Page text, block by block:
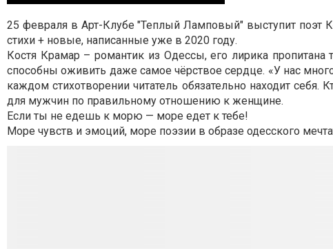
25 февраля в Арт-Клубе "Теплый Ламповый" выступит поэт
стихи + новые, написанные уже в 2020 году.
Костя Крамар – романтик из Одессы, его лирика
способны оживить даже самое чёрствое сердце. «У нас
каждом стихотворении читатель обязательно находит
для мужчин по правильному отношению к женщине.
Если ты не едешь к морю — море едет к тебе!
Море чувств и эмоций, море поэзии в образе одесского